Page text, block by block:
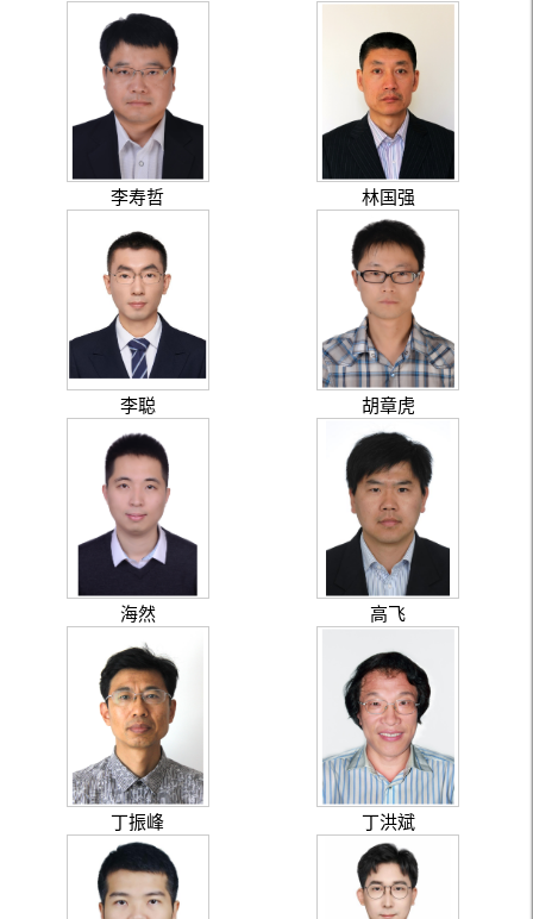
李寿哲 林国强
李聪 胡章虎
海然 高飞
丁振峰 丁洪斌